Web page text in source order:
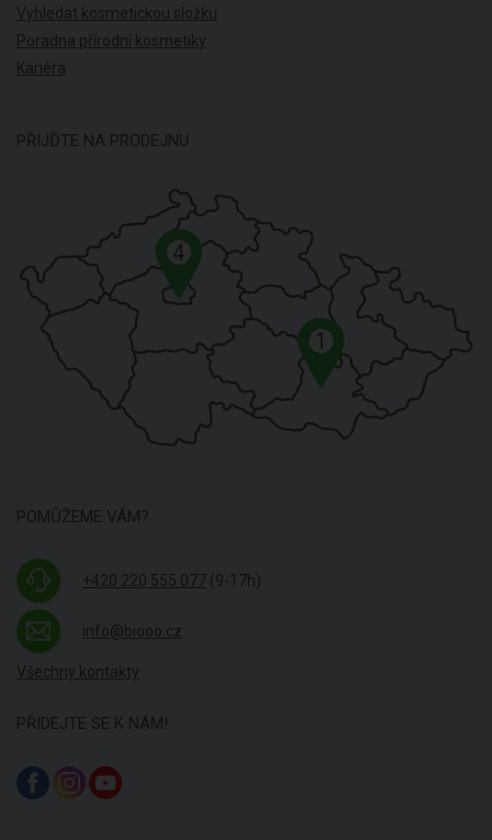
Vyhledat kosmetickou složku
Poradna přírodní kosmetiky
Kariéra
PŘIJĎTE NA PRODEJNU
1
4
POMŮŽEME VÁM?
+420 220 555 077 (9-17h)
info@biooo.cz
Všechny kontakty
PŘIDEJTE SE K NÁM!